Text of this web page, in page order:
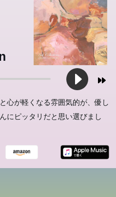
心が軽くなる雰囲気的が、優し
にピッタリだと思い選びまし